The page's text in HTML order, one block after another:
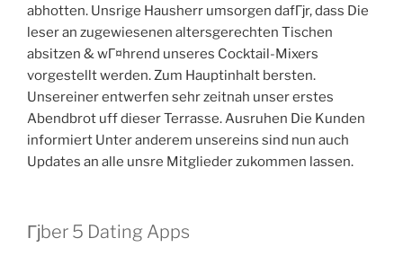
abhotten. Unsrige Hausherr umsorgen dafГјr, dass Die
leser an zugewiesenen altersgerechten Tischen
absitzen & wГ¤hrend unseres Cocktail-Mixers
vorgestellt werden. Zum Hauptinhalt bersten.
Unsereiner entwerfen sehr zeitnah unser erstes
Abendbrot uff dieser Terrasse. Ausruhen Die Kunden
informiert Unter anderem unsereins sind nun auch
Updates an alle unsre Mitglieder zukommen lassen.
Гјber 5 Dating Apps